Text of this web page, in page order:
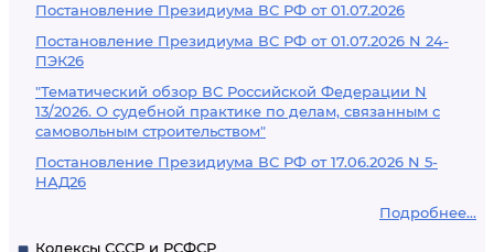
Постановление Президиума ВС РФ от 01.07.2026
Постановление Президиума ВС РФ от 01.07.2026 N 24-
ПЭК26
"Тематический обзор ВС Российской Федерации N
13/2026. О судебной практике по делам, связанным с
самовольным строительством"
Постановление Президиума ВС РФ от 17.06.2026 N 5-
НАД26
Подробнее...
Кодексы СССР и РСФСР